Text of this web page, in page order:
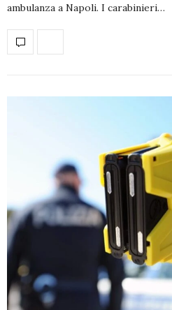
ambulanza a Napoli. I carabinieri…